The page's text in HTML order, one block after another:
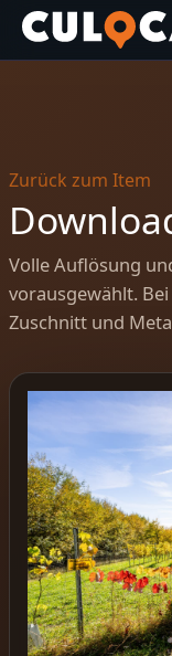
Zurück zum Item
Volle Auflösung
vorausgewählt.
Zuschnitt und